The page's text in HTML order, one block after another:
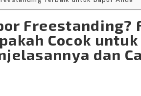
Freestanding?
Cocok untuk
dan